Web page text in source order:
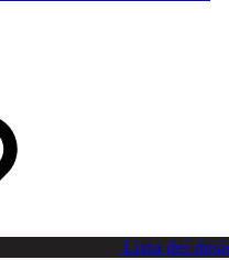
Lista dei